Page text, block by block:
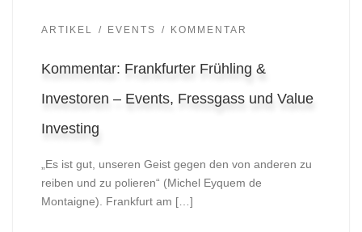
ARTIKEL EVENTS KOMMENTAR
Kommentar: Frankfurter Frühling &
Investoren – Events, Fressgass und Value
Investing
„Es ist gut, unseren Geist gegen den von anderen zu
reiben und zu polieren“ (Michel Eyquem de
Montaigne). Frankfurt am […]